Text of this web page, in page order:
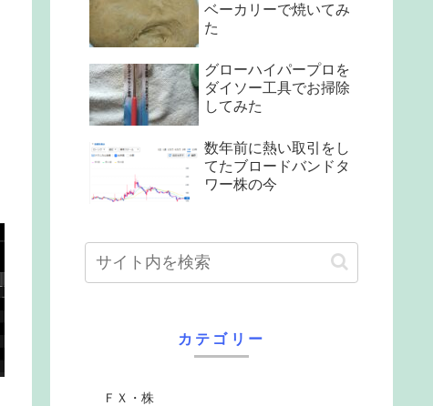
ベーカリーで焼いてみ
た
グローハイパープロを
ダイソー工具でお掃除
してみた
数年前に熱い取引をし
てたブロードバンドタ
ワー株の今
カテゴリー
ＦＸ・株